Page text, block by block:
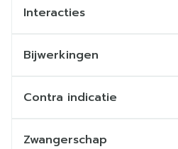
Interacties
Bijwerkingen
Contra indicatie
Zwangerschap